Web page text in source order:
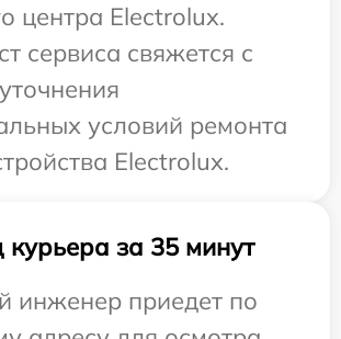
центра Electrolux.
сервиса свяжется с
условий ремонта
Electrolux.
курьера за 35 минут
инженер приедет по